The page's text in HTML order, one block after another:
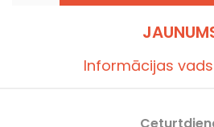
Informācijas vads